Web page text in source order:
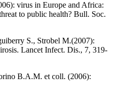
virus in Europe and Africa:
to public health? Bull. Soc.
S., Strobel M.(2007):
Lancet Infect. Dis., 7, 319-
B.A.M. et coll. (2006):